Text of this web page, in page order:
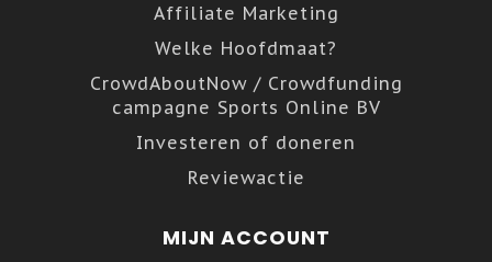
Affiliate Marketing
Welke Hoofdmaat?
CrowdAboutNow / Crowdfunding
campagne Sports Online BV
Investeren of doneren
Reviewactie
MIJN ACCOUNT